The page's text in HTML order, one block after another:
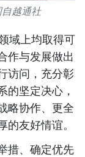
越通社
域上均取得可
作与发展做出
访问，充分彰
的坚定决心，
略协作、更全
友好情谊。
措、确定优先